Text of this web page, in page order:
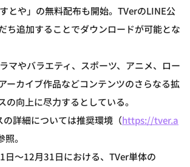
とや」の無料配布も開始。TVerのLINE公
ち追加することでダウンロードが可能とな
マやバラエティ、スポーツ、アニメ、ロー
ーカイブ作品などコンテンツのさらなる拡
の向上に尽力するとしている。
詳細については推奨環境（https://tver.a
照。
～12月31日における、TVer単体の